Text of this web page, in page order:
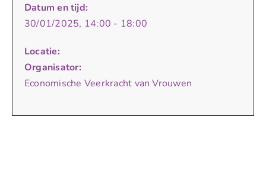
Datum en tijd:
30/01/2025, 14:00 - 18:00
Locatie:
Organisator:
Economische Veerkracht van Vrouwen